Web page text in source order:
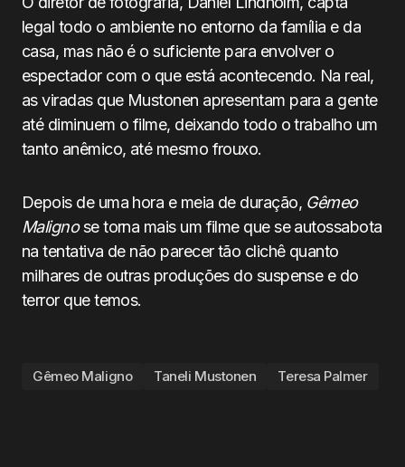
legal todo o ambiente no entorno da família e da
casa, mas não é o suficiente para envolver o
espectador com o que está acontecendo. Na real,
as viradas que Mustonen apresentam para a gente
até diminuem o filme, deixando todo o trabalho um
tanto anêmico, até mesmo frouxo.
Depois de uma hora e meia de duração, Gêmeo
Malignose torna mais um filme que se autossabota
na tentativa de não parecer tão clichê quanto
milhares de outras produções do suspense e do
terror que temos.
Gêmeo Maligno Taneli Mustonen Teresa Palmer